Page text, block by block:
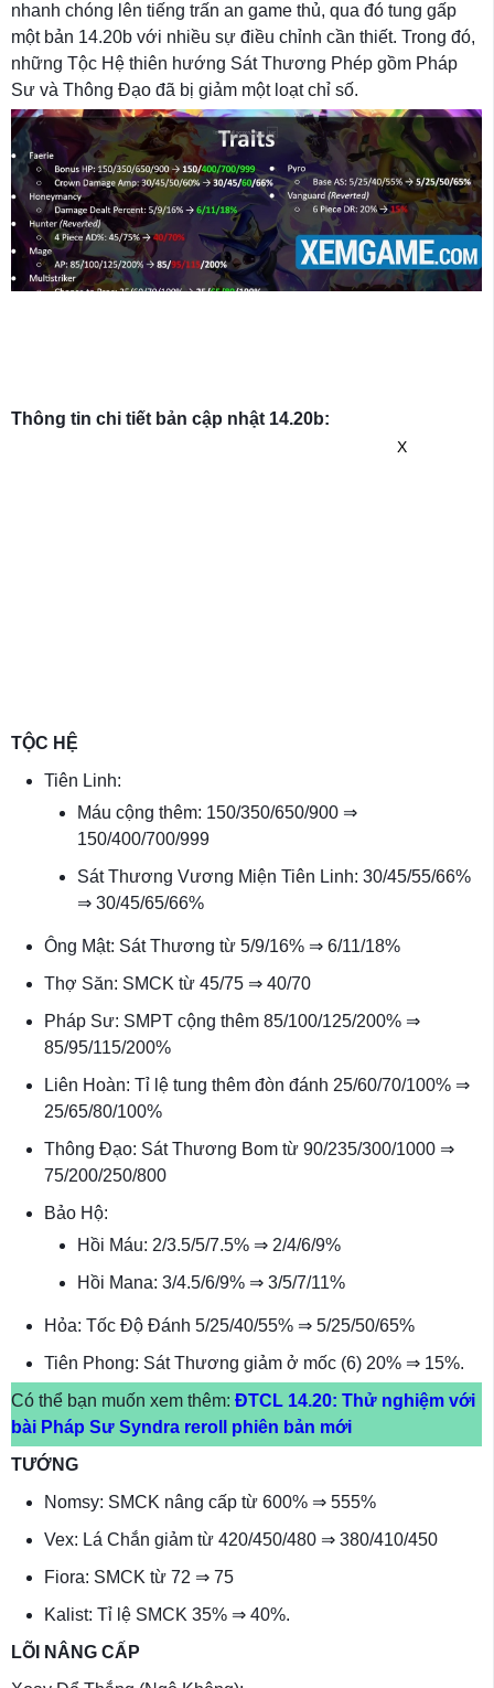
nhanh chóng lên tiếng trấn an game thủ, qua đó tung gấp
một bản 14.20b với nhiều sự điều chỉnh cần thiết. Trong đó,
những Tộc Hệ thiên hướng Sát Thương Phép gồm Pháp
Sư và Thông Đạo đã bị giảm một loạt chỉ số.
Thông tin chi tiết bản cập nhật 14.20b:
X
TỘC HỆ
Tiên Linh:
Máu cộng thêm: 150/350/650/900 ⇒
150/400/700/999
Sát Thương Vương Miện Tiên Linh: 30/45/55/66%
⇒ 30/45/65/66%
Ông Mật: Sát Thương từ 5/9/16% ⇒ 6/11/18%
Thợ Săn: SMCK từ 45/75 ⇒ 40/70
Pháp Sư: SMPT cộng thêm 85/100/125/200% ⇒
85/95/115/200%
Liên Hoàn: Tỉ lệ tung thêm đòn đánh 25/60/70/100% ⇒
25/65/80/100%
Thông Đạo: Sát Thương Bom từ 90/235/300/1000 ⇒
75/200/250/800
Bảo Hộ:
Hồi Máu: 2/3.5/5/7.5% ⇒ 2/4/6/9%
Hồi Mana: 3/4.5/6/9% ⇒ 3/5/7/11%
Hỏa: Tốc Độ Đánh 5/25/40/55% ⇒ 5/25/50/65%
Tiên Phong: Sát Thương giảm ở mốc (6) 20% ⇒ 15%.
Có thể bạn muốn xem thêm: ĐTCL 14.20: Thử nghiệm với
bài Pháp Sư Syndra reroll phiên bản mới
TƯỚNG
Nomsy: SMCK nâng cấp từ 600% ⇒ 555%
Vex: Lá Chắn giảm từ 420/450/480 ⇒ 380/410/450
Fiora: SMCK từ 72 ⇒ 75
Kalist: Tỉ lệ SMCK 35% ⇒ 40%.
LÕI NÂNG CẤP